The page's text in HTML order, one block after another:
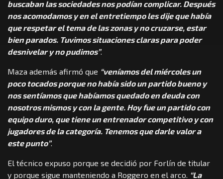
buscaban las sociedades nos podían complicar. Después
nos acomodamos y en el entretiempo les dije que había
que respetar el tema de las zonas y no cruzarse, estar
bien parados. Tuvimos situaciones claras para poder
desnivelar y no pudimos”.
Maza además afirmó que “veníamos del miércoles un
poco tocados porque no había sido un partido bueno y
nos sentíamos que habíamos quedado en deuda con
nosotros mismos y con la gente. Hoy fue un partido con
equipo duro, que tiene un entrenador competitivo y con
jugadores de la categoría. Tenemos que darle valor a
este punto”.
El técnico expuso porque se decidió por Forlín de titular
y porque sigue manteniendo a Roggero en el arco. “La